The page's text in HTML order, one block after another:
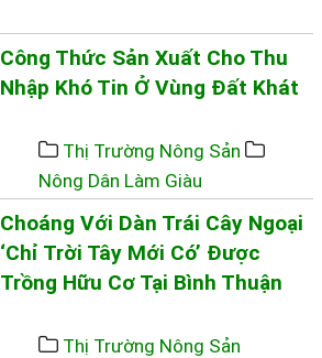
Công Thức Sản Xuất Cho Thu
Nhập Khó Tin Ở Vùng Đất Khát
Thị Trường Nông Sản
Nông Dân Làm Giàu
Choáng Với Dàn Trái Cây Ngoại
‘chỉ Trời Tây Mới Có’ Được
Trồng Hữu Cơ Tại Bình Thuận
Thị Trường Nông Sản